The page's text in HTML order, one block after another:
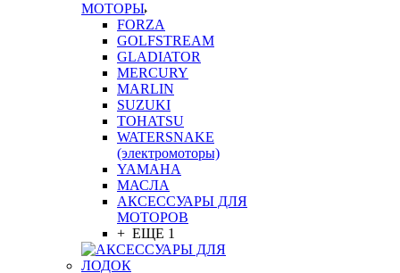
МОТОРЫ
FORZA
GOLFSTREAM
GLADIATOR
MERCURY
MARLIN
SUZUKI
TOHATSU
WATERSNAKE
(электромоторы)
YAMAHA
МАСЛА
АКСЕССУАРЫ ДЛЯ
МОТОРОВ
+ ЕЩЕ 1